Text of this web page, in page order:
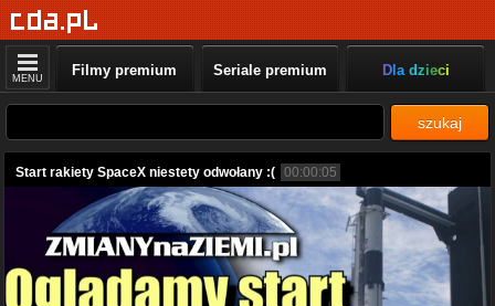
MENU Filmy premium Seriale premium Dla dzieci
szukaj
Start rakiety SpaceX niestety odwołany :( 00:00:05